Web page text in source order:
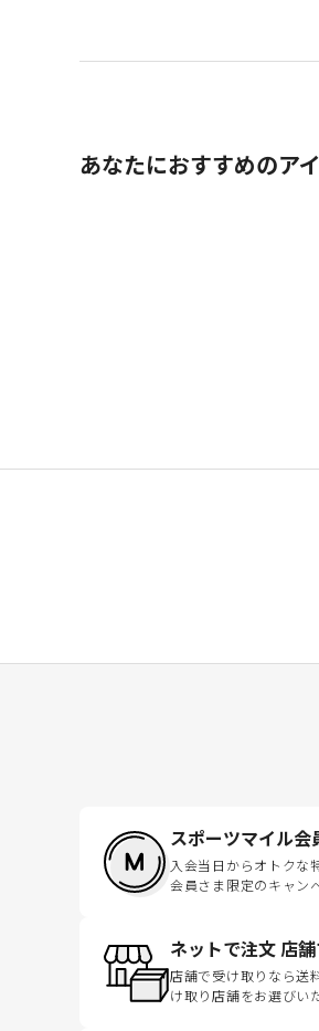
あなたにおすすめのア
スポーツマイル会
入会当日からオトクな
会員さま限定のキャン
ネットで注文 店
店舗で受け取りなら送
け取り店舗をお選びい